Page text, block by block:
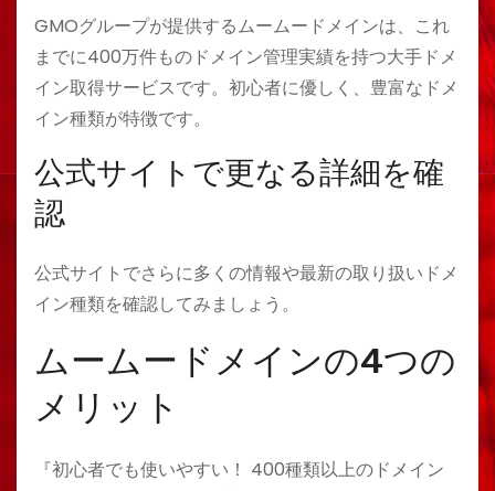
GMOグループが提供するムームードメインは、これ
までに400万件ものドメイン管理実績を持つ大手ドメ
イン取得サービスです。初心者に優しく、豊富なドメ
イン種類が特徴です。
公式サイトで更なる詳細を確
認
公式サイトでさらに多くの情報や最新の取り扱いドメ
イン種類を確認してみましょう。
ムームードメインの4つの
メリット
『初心者でも使いやすい！ 400種類以上のドメイン